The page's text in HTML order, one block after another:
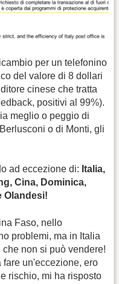
per un telefonino
del valore di 8 dollari
cinese che tratta
positivi al 99%).
meglio o peggio di
o di Monti, gli
ad eccezione di: Italia,
Cina, Dominica,
Olandesi!
Faso, nello
problemi, ma in Italia
non si può vendere!
fare un'eccezione, ero
rischio, mi ha risposto